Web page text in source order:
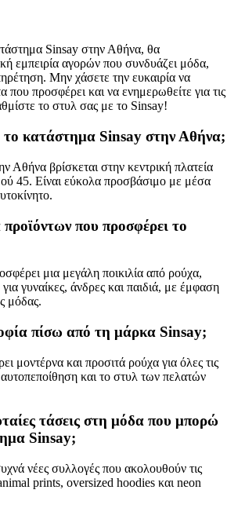
Sinsay στην Αθήνα, θα
εμπειρία αγορών που συνδυάζει μόδα,
Μην χάσετε την ευκαιρία να
που προσφέρει και να ενημερωθείτε για τις
το στυλ σας με το Sinsay!
κατάστημα Sinsay στην Αθήνα;
Αθήνα βρίσκεται στην κεντρική πλατεία
45. Είναι εύκολα προσβάσιμο με μέσα
που προσφέρει το
μια μεγάλη ποικιλία από ρούχα,
γυναίκες, άνδρες και παιδιά, με έμφαση
μόδας.
πίσω από τη μάρκα Sinsay;
μοντέρνα και προσιτά ρούχα για όλες τις
αυτοπεποίθηση και το στυλ των πελατών
τάσεις στη μόδα που μπορώ
Sinsay;
νέες συλλογές που ακολουθούν τις
prints, oversized hoodies και neon